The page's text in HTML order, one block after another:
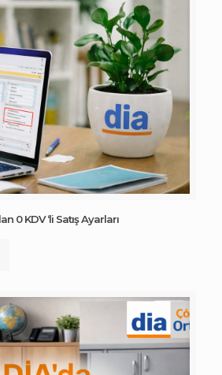
0 KDV ‘li Satış Ayarları